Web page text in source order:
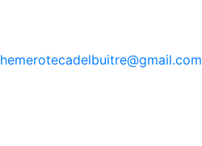
hemerotecadelbuitre@gmail.com